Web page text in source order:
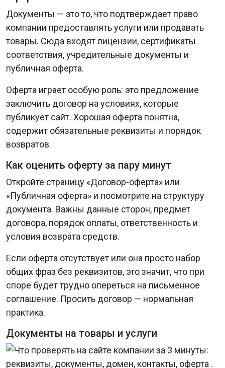
Документы — это то, что подтверждает право
компании предоставлять услуги или продавать
товары. Сюда входят лицензии, сертификаты
соответствия, учредительные документы и
публичная оферта.
Оферта играет особую роль: это предложение
заключить договор на условиях, которые
публикует сайт. Хорошая оферта понятна,
содержит обязательные реквизиты и порядок
возвратов.
Как оценить оферту за пару минут
Откройте страницу «Договор-оферта» или
«Публичная оферта» и посмотрите на структуру
документа. Важны данные сторон, предмет
договора, порядок оплаты, ответственность и
условия возврата средств.
Если оферта отсутствует или она просто набор
общих фраз без реквизитов, это значит, что при
споре будет трудно опереться на письменное
соглашение. Просить договор — нормальная
практика.
Документы на товары и услуги